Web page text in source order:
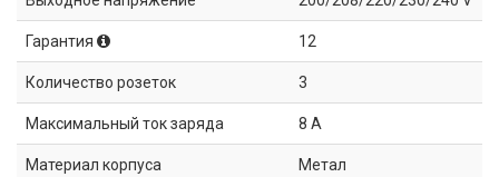
Гарантия 12
Количество розеток 3
Максимальный ток заряда 8 А
Материал корпуса Метал